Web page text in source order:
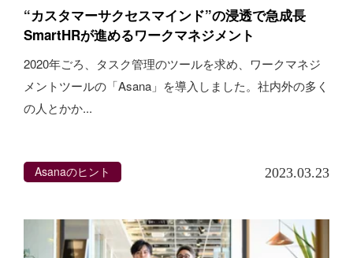
“カスタマーサクセスマインド”の浸透で急成長
SmartHRが進めるワークマネジメント
2020年ごろ、タスク管理のツールを求め、ワークマネジ
メントツールの「Asana」を導入しました。社内外の多く
の人とかか...
Asanaのヒント 2023.03.23